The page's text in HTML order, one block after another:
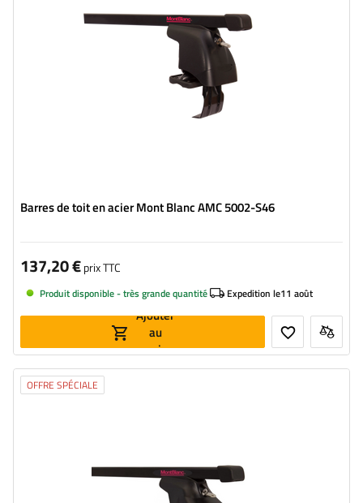
Barres de toit en acier Mont Blanc AMC 5002-S46
137,20 €prix TTC
Produit disponible - très grande quantité Expedition le11 août
Ajouter
au
panier
OFFRE SPÉCIALE